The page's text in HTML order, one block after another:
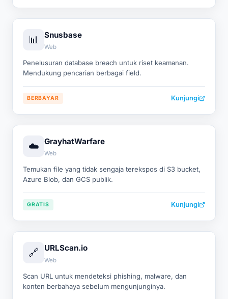
📊 Snusbase
Web
Penelusuran database breach untuk riset keamanan.
Mendukung pencarian berbagai field.
BERBAYAR Kunjungi
☁️ GrayhatWarfare
Web
Temukan file yang tidak sengaja terekspos di S3 bucket,
Azure Blob, dan GCS publik.
GRATIS Kunjungi
🔗 URLScan.io
Web
Scan URL untuk mendeteksi phishing, malware, dan
konten berbahaya sebelum mengunjunginya.